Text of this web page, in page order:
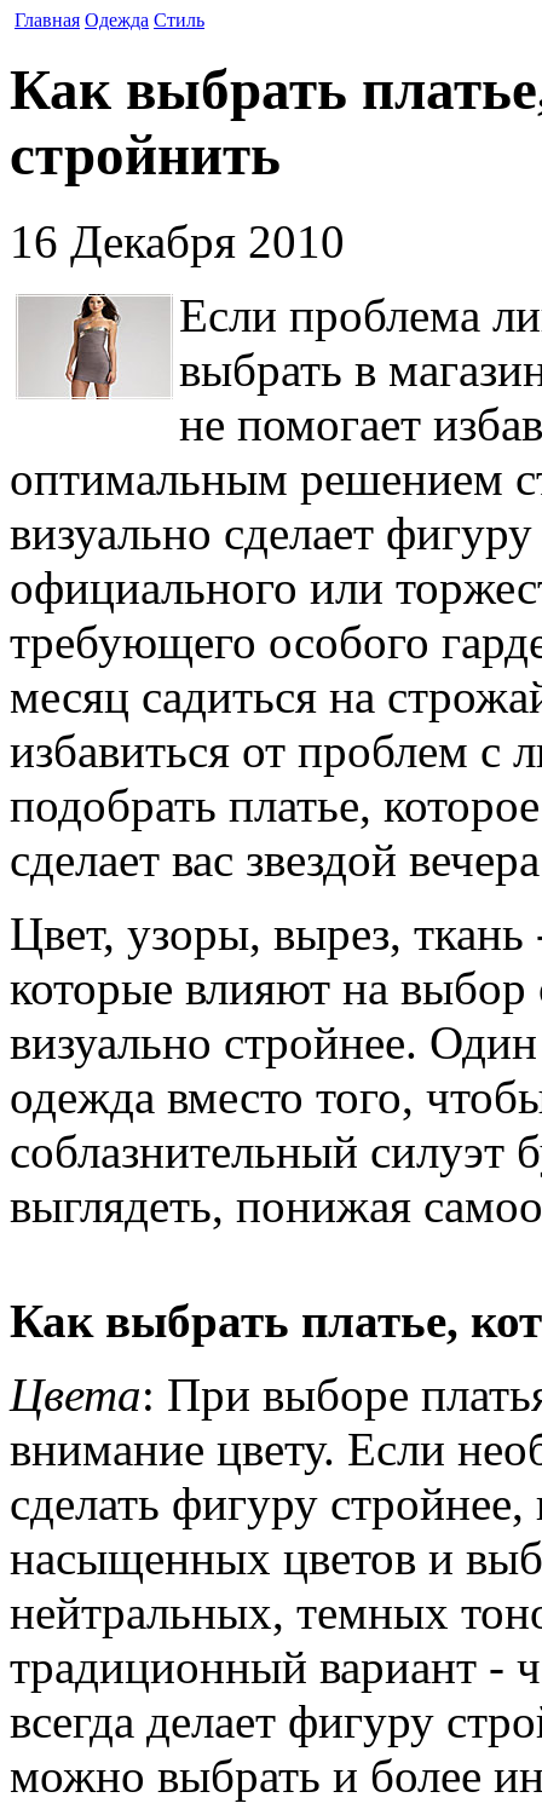
Главная Одежда Стиль
Как выбрать
стройнить
16 Декабря 2010
Если проблема
выбрать в
не помогает
оптимальным решением
визуально сделает
официального или
требующего особого
месяц садиться на
избавиться от проблем
подобрать платье,
сделает вас звездой
Цвет, узоры, вырез,
которые влияют на выбор
визуально стройнее.
одежда вместо того,
соблазнительный силуэт
выглядеть, понижая
Как выбрать платье,
Цвета: При выборе
внимание цвету. Если
сделать фигуру стройнее,
насыщенных цветов и
нейтральных, темных
традиционный вариант -
всегда делает фигуру
можно выбрать и более